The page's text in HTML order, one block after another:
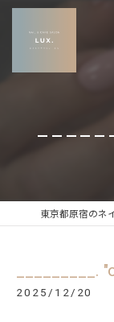
_________.
2025/12/20